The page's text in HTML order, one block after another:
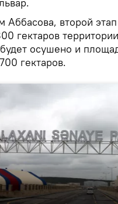
Аббасова, второй
гектаров
осушено и
гектаров.